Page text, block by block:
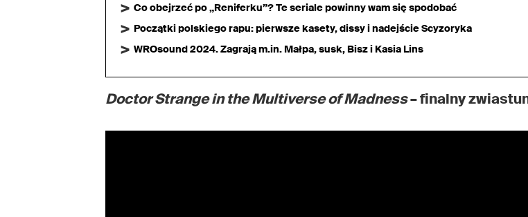
Co obejrzeć po „Reniferku”? Te seriale powinny wam się spodobać
Początki polskiego rapu: pierwsze kasety, dissy i nadejście Scyzoryka
WROsound 2024. Zagrają m.in. Małpa, susk, Bisz i Kasia Lins
Doctor Strange in the Multiverse of Madness– finalny